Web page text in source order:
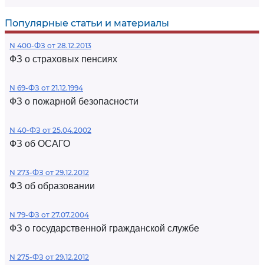
Популярные статьи и материалы
N 400-ФЗ от 28.12.2013
ФЗ о страховых пенсиях
N 69-ФЗ от 21.12.1994
ФЗ о пожарной безопасности
N 40-ФЗ от 25.04.2002
ФЗ об ОСАГО
N 273-ФЗ от 29.12.2012
ФЗ об образовании
N 79-ФЗ от 27.07.2004
ФЗ о государственной гражданской службе
N 275-ФЗ от 29.12.2012